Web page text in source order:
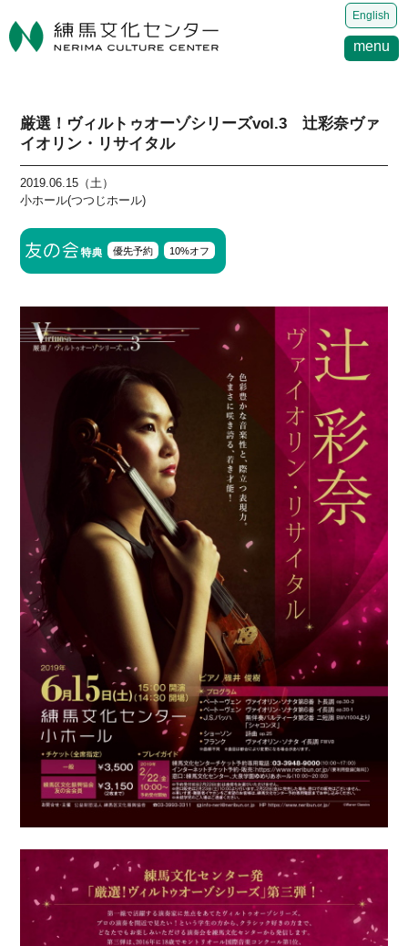
English
menu
厳選！ヴィルトゥオーゾシリーズvol.3 辻彩奈ヴァ
イオリン・リサイタル
2019.06.15（土）
小ホール(つつじホール)
優先予約 10%オフ